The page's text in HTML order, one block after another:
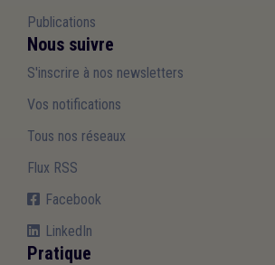
Publications
Nous suivre
S'inscrire à nos newsletters
Vos notifications
Tous nos réseaux
Flux RSS
Facebook
LinkedIn
Pratique